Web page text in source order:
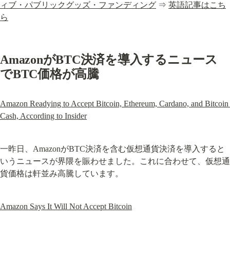
ィブ・パブリックグッズ・ファンディング ⇒ 英語記事はこち
ら
AmazonがBTC決済を導入するニュース
でBTC価格が高騰
Amazon Readying to Accept Bitcoin, Ethereum, Cardano, and Bitcoin
Cash, According to Insider
一昨日、AmazonがBTC決済を含む仮想通貨決済を導入すると
いうニュースが界隈を賑わせました。これに合わせて、仮想通
貨価格は軒並み高騰しています。
Amazon Says It Will Not Accept Bitcoin